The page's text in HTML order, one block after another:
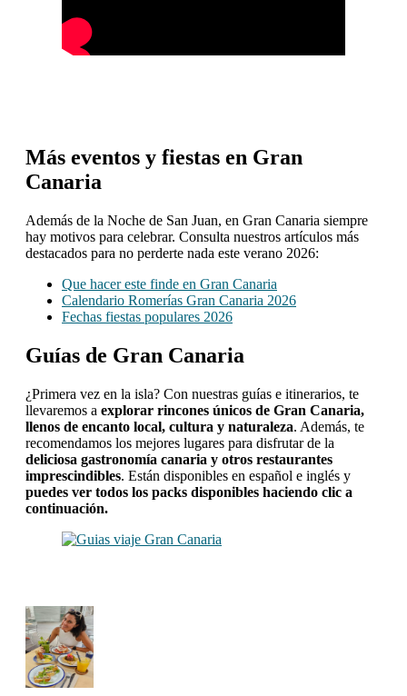
Más eventos y fiestas en Gran
Canaria
Además de la Noche de San Juan, en Gran Canaria siempre
hay motivos para celebrar. Consulta nuestros artículos más
destacados para no perderte nada este verano 2026:
Que hacer este finde en Gran Canaria
Calendario Romerías Gran Canaria 2026
Fechas fiestas populares 2026
Guías de Gran Canaria
¿Primera vez en la isla? Con nuestras guías e itinerarios, te
llevaremos a explorar rincones únicos de Gran Canaria,
llenos de encanto local, cultura y naturaleza. Además, te
recomendamos los mejores lugares para disfrutar de la
deliciosa gastronomía canaria y otros restaurantes
imprescindibles. Están disponibles en español e inglés y
puedes ver todos los packs disponibles haciendo clic a
continuación.